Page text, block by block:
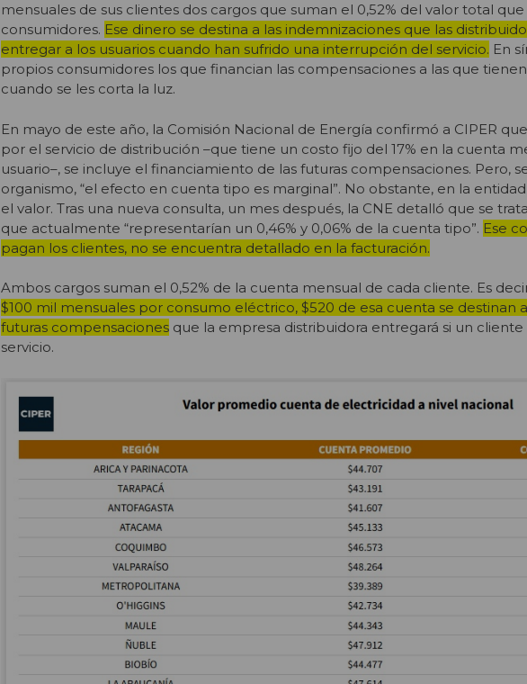
mensuales de sus clientes dos cargos que suman el 0,52% del valor total
consumidores. Ese dinero se destina a las indemnizaciones que las
entregar a los usuarios cuando han sufrido una interrupción del servicio. En
propios consumidores los que financian las compensaciones a las que
cuando se les corta la luz.
En mayo de este año, la Comisión Nacional de Energía confirmó a CIPER
por el servicio de distribución –que tiene un costo fijo del 17% en la cuenta
usuario–, se incluye el financiamiento de las futuras compensaciones. Pero,
organismo, “el efecto en cuenta tipo es marginal”. No obstante, en la
el valor. Tras una nueva consulta, un mes después, la CNE detalló que se
que actualmente “representarían un 0,46% y 0,06% de la cuenta tipo”. Ese
pagan los clientes, no se encuentra detallado en la facturación.
Ambos cargos suman el 0,52% de la cuenta mensual de cada cliente. Es
$100 mil mensuales por consumo eléctrico, $520 de esa cuenta se destinan
futuras compensaciones que la empresa distribuidora entregará si un
servicio.